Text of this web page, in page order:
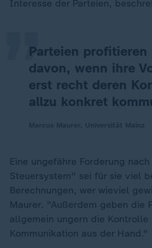
Interesse der Parteien,
Parteien profitieren
davon, wenn ihre
erst recht deren
allzu konkret
Eine ungefähre Forderung
Steuersystem" sei für sie viel
Berechnungen, wer wieviel
Maurer. "Außerdem geben die
allgemein ungern die Kontrolle
Kommunikation aus der Hand."